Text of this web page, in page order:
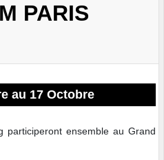
PARIS
au 17 Octobre
participeront ensemble au Grand